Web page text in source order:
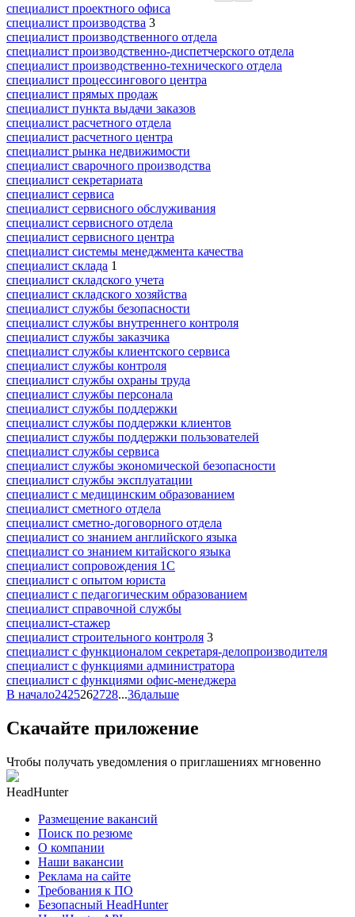
специалист проектного офиса
специалист производства 3
специалист производственного отдела
специалист производственно-диспетчерского отдела
специалист производственно-технического отдела
специалист процессингового центра
специалист прямых продаж
специалист пункта выдачи заказов
специалист расчетного отдела
специалист расчетного центра
специалист рынка недвижимости
специалист сварочного производства
специалист секретариата
специалист сервиса
специалист сервисного обслуживания
специалист сервисного отдела
специалист сервисного центра
специалист системы менеджмента качества
специалист склада 1
специалист складского учета
специалист складского хозяйства
специалист службы безопасности
специалист службы внутреннего контроля
специалист службы заказчика
специалист службы клиентского сервиса
специалист службы контроля
специалист службы охраны труда
специалист службы персонала
специалист службы поддержки
специалист службы поддержки клиентов
специалист службы поддержки пользователей
специалист службы сервиса
специалист службы экономической безопасности
специалист службы эксплуатации
специалист с медицинским образованием
специалист сметного отдела
специалист сметно-договорного отдела
специалист со знанием английского языка
специалист со знанием китайского языка
специалист сопровождения 1С
специалист с опытом юриста
специалист с педагогическим образованием
специалист справочной службы
специалист-стажер
специалист строительного контроля 3
специалист с функционалом секретаря-делопроизводителя
специалист с функциями администратора
специалист с функциями офис-менеджера
В начало2425262728...36дальше
Скачайте приложение
Чтобы получать уведомления о приглашениях мгновенно
HeadHunter
Размещение вакансий
Поиск по резюме
О компании
Наши вакансии
Реклама на сайте
Требования к ПО
Безопасный HeadHunter